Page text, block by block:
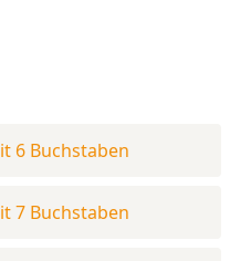
6 Buchstaben
7 Buchstaben